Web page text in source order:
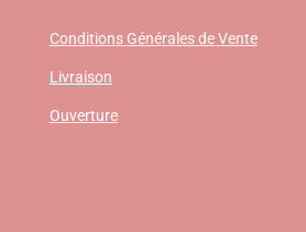
Conditions Générales de Vente
Livraison
Ouverture